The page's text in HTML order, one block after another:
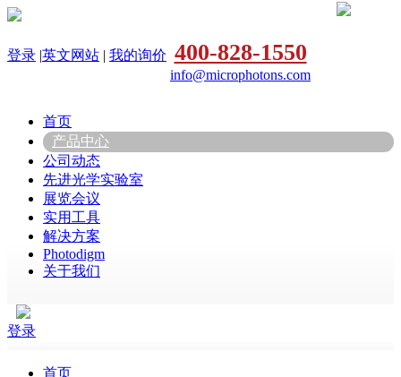
登录 |英文网站 | 我的询价 400-828-1550
info@microphotons.com
首页
产品中心
公司动态
先进光学实验室
展览会议
实用工具
解决方案
Photodigm
关于我们
登录
首页